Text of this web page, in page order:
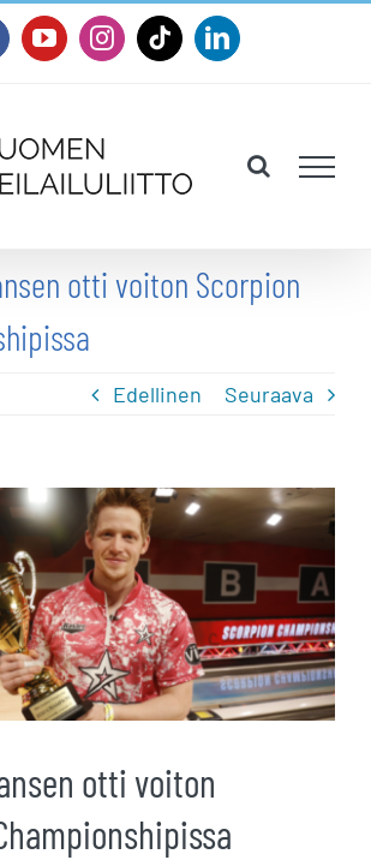
YouTubeInstagram
TiktokLinkedIn
otti voiton Scorpion
Edellinen Seuraava
otti voiton